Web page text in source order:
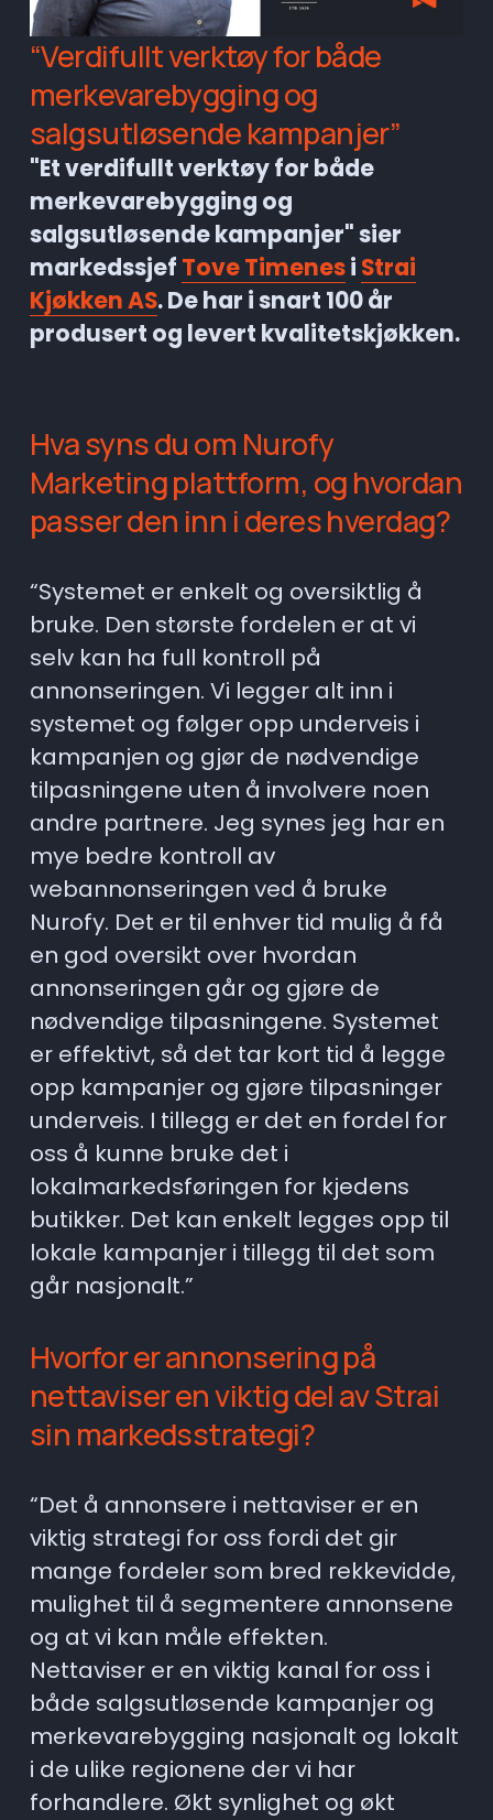
“Verdifullt verktøy for både
merkevarebygging og
salgsutløsende kampanjer”
"Et verdifullt verktøy for både
merkevarebygging og
salgsutløsende kampanjer" sier
markedssjef Tove Timenes i Strai
Kjøkken AS. De har i snart 100 år
produsert og levert kvalitetskjøkken.
Hva syns du om Nurofy
Marketing plattform, og hvordan
passer den inn i deres hverdag?
“Systemet er enkelt og oversiktlig å
bruke. Den største fordelen er at vi
selv kan ha full kontroll på
annonseringen. Vi legger alt inn i
systemet og følger opp underveis i
kampanjen og gjør de nødvendige
tilpasningene uten å involvere noen
andre partnere. Jeg synes jeg har en
mye bedre kontroll av
webannonseringen ved å bruke
Nurofy. Det er til enhver tid mulig å få
en god oversikt over hvordan
annonseringen går og gjøre de
nødvendige tilpasningene. Systemet
er effektivt, så det tar kort tid å legge
opp kampanjer og gjøre tilpasninger
underveis. I tillegg er det en fordel for
oss å kunne bruke det i
lokalmarkedsføringen for kjedens
butikker. Det kan enkelt legges opp til
lokale kampanjer i tillegg til det som
går nasjonalt.”
Hvorfor er annonsering på
nettaviser en viktig del av Strai
sin markedsstrategi?
“Det å annonsere i nettaviser er en
viktig strategi for oss fordi det gir
mange fordeler som bred rekkevidde,
mulighet til å segmentere annonsene
og at vi kan måle effekten.
Nettaviser er en viktig kanal for oss i
både salgsutløsende kampanjer og
merkevarebygging nasjonalt og lokalt
i de ulike regionene der vi har
forhandlere. Økt synlighet og økt